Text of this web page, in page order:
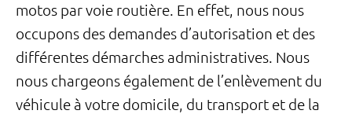
motos par voie routière. En effet, nous nous
occupons des demandes d’autorisation et des
différentes démarches administratives. Nous
nous chargeons également de l’enlèvement du
véhicule à votre domicile, du transport et de la